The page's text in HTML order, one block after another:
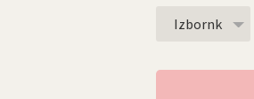
Izbornk